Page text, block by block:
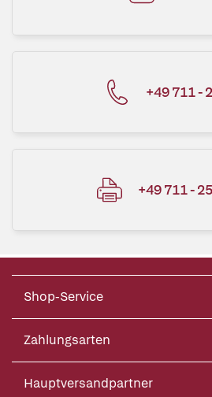
+49 711 -
+49 711 -
Shop-Service
Zahlungsarten
Hauptversandpartner